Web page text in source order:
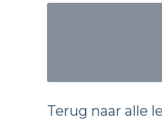
Terug naar alle